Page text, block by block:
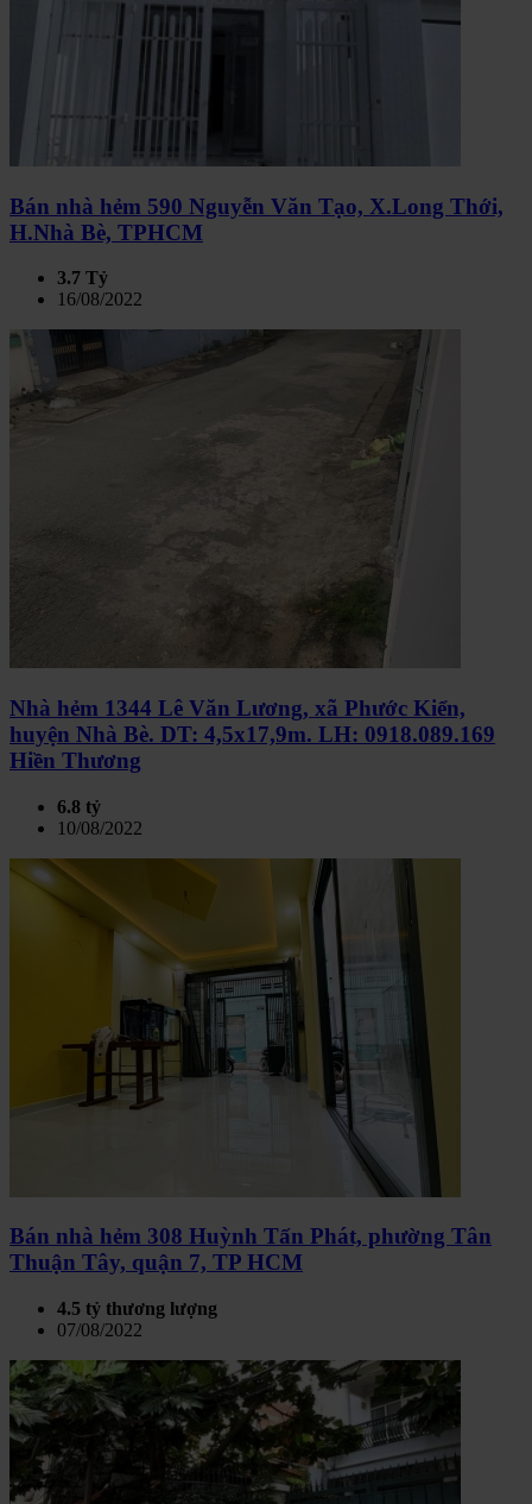
Bán nhà hẻm 590 Nguyễn Văn Tạo, X.Long Thới,
H.Nhà Bè, TPHCM
3.7 Tỷ
16/08/2022
Nhà hẻm 1344 Lê Văn Lương, xã Phước Kiển,
huyện Nhà Bè. DT: 4,5x17,9m. LH: 0918.089.169
Hiền Thương
6.8 tỷ
10/08/2022
Bán nhà hẻm 308 Huỳnh Tấn Phát, phường Tân
Thuận Tây, quận 7, TP HCM
4.5 tỷ thương lượng
07/08/2022